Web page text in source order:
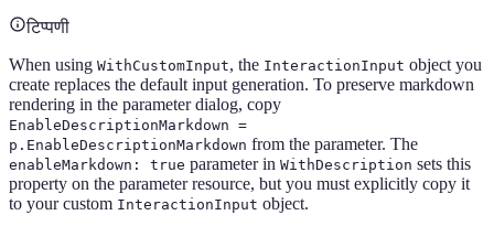
टिप्पणी
When using WithCustomInput, the InteractionInput object you
create replaces the default input generation. To preserve markdown
rendering in the parameter dialog, copy
EnableDescriptionMarkdown =
p.EnableDescriptionMarkdown from the parameter. The
enableMarkdown: true parameter in WithDescription sets this
property on the parameter resource, but you must explicitly copy it
to your custom InteractionInput object.